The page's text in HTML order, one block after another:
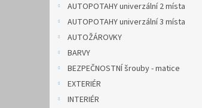
AUTOPOTAHY univerzální 2 místa
AUTOPOTAHY univerzální 3 místa
AUTOŽÁROVKY
BARVY
BEZPEČNOSTNÍ šrouby - matice
EXTERIÉR
INTERIÉR